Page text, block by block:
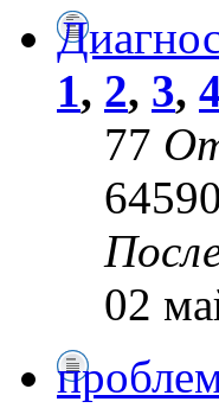
1, 2, 3,
77
64590
02